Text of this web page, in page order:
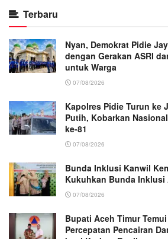
Terbaru
Nyan, Demokrat Pidie
dengan Gerakan ASRI
untuk Warga
07/08/2026
Kapolres Pidie Turun ke
Putih, Kobarkan
ke-81
07/08/2026
Bunda Inklusi Kanwil
Kukuhkan Bunda Inklusi
07/08/2026
Bupati Aceh Timur
Percepatan Pencairan